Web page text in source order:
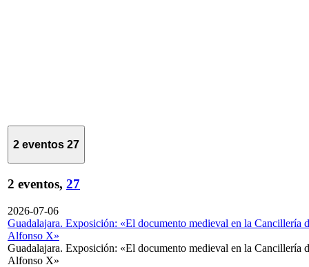
2 eventos 27
2 eventos, 27
2026-07-06
Guadalajara. Exposición: «El documento medieval en la Cancillería
Alfonso X»
Guadalajara. Exposición: «El documento medieval en la Cancillería
Alfonso X»